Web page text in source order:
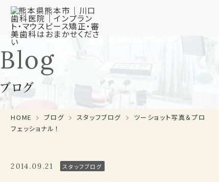
Blog
ブログ
HOME ブログ スタッフブログ
ツーショット写真＆プロ
フェッショナル！
2014.09.21 スタッフブログ